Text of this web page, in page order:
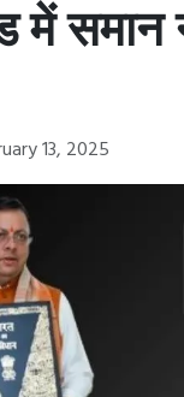
में समान
13, 2025